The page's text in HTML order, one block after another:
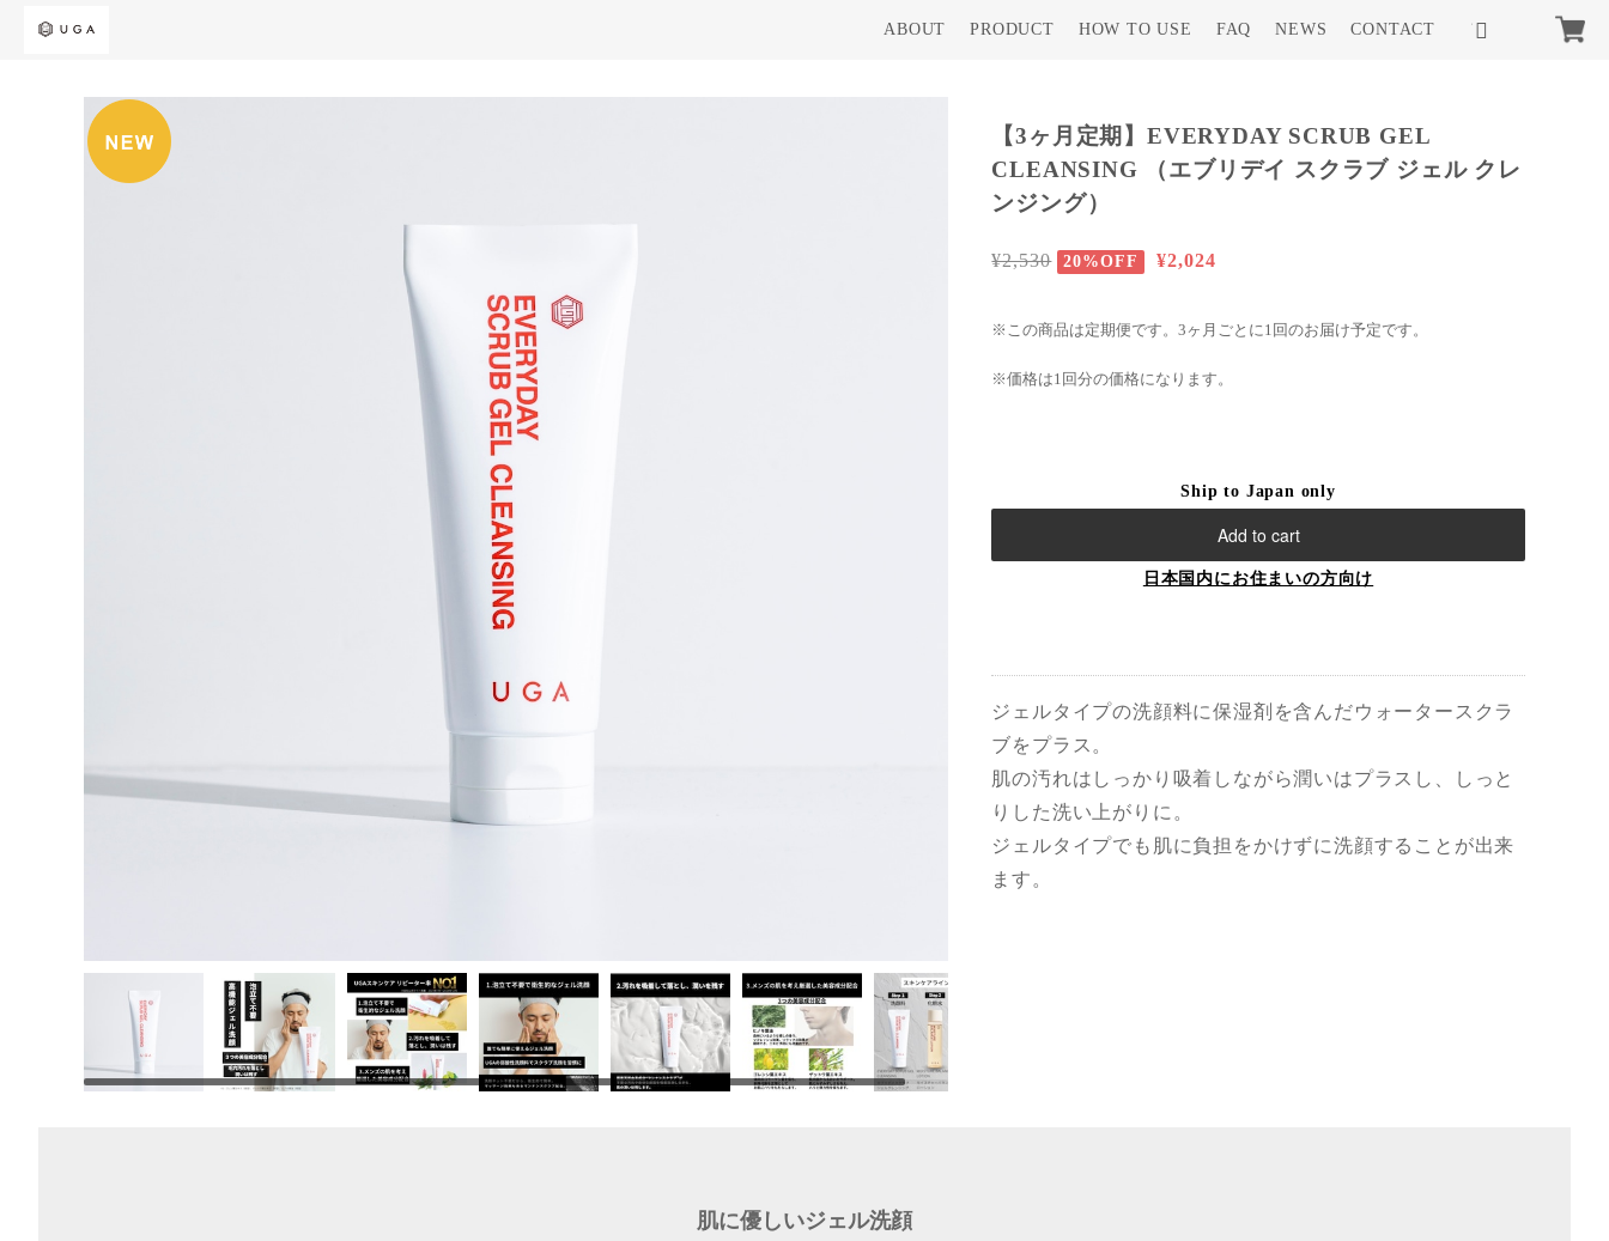
ABOUT PRODUCT HOW TO USE FAQ NEWS CONTACT
【3ヶ月定期】EVERYDAY SCRUB GEL
CLEANSING （エブリデイ スクラブ ジェル クレ
ンジング）
¥2,530 20%OFF ¥2,024
※この商品は定期便です。3ヶ月ごとに1回のお届け予定です。
※価格は1回分の価格になります。
Ship to Japan only
Add to cart
日本国内にお住まいの方向け
ジェルタイプの洗顔料に保湿剤を含んだウォータースクラ
ブをプラス。
肌の汚れはしっかり吸着しながら潤いはプラスし、しっと
りした洗い上がりに。
ジェルタイプでも肌に負担をかけずに洗顔することが出来
ます。
肌に優しいジェル洗顔